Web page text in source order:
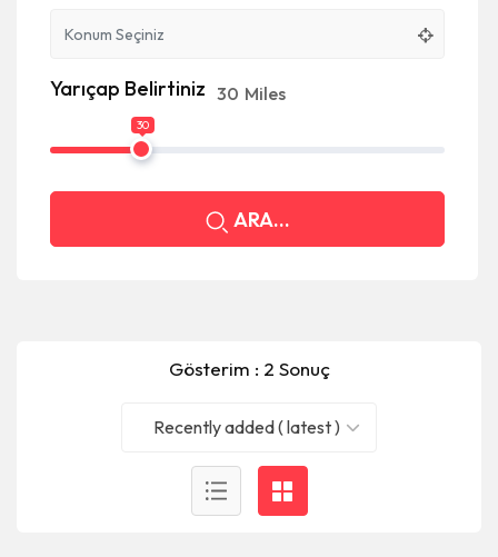
Gösterim : 2 Sonuç
Recently added ( latest )
Yarıçap Belirtiniz 30 Miles
30
ARA...